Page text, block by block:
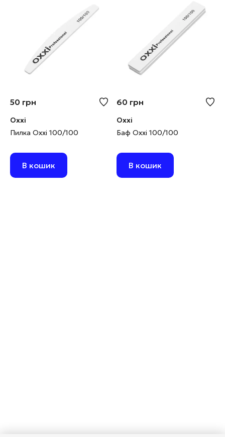
50 грн
Oxxi
Пилка Oxxi 100/100
В кошик
60 грн
Oxxi
Баф Oxxi 100/100
В кошик